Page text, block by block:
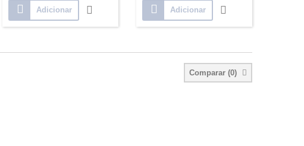
Adicionar Adicionar
Comparar (0)